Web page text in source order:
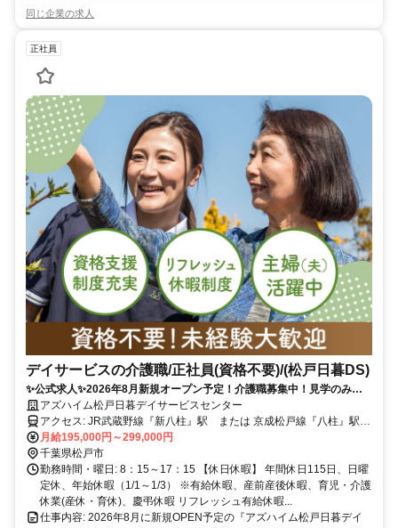
同じ企業の求人
正社員
デイサービスの介護職/正社員(資格不要)/(松戸日暮DS)
✨公式求人✨2026年8月新規オープン予定！介護職募集中！見学のみも
歓迎です！年間休日115日/産育休／子の看護休暇あり◎
アズハイム松戸日暮デイサービスセンター
アクセス: JR武蔵野線『新八柱』駅 または 京成松戸線『八柱』駅よ
りとほ8分
月給195,000円～299,000円
千葉県松戸市
勤務時間・曜日: 8：15～17：15 【休日休暇】 年間休日115日、日曜
定休、年始休暇（1/1～1/3） ※有給休暇、産前産後休暇、育児・介護
休業(産休・育休)、慶弔休暇 リフレッシュ有給休暇...
仕事内容: 2026年8月に新規OPEN予定の『アズハイム松戸日暮デイ